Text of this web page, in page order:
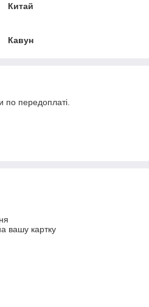
Китай
Кавун
по передоплаті.
вашу картку